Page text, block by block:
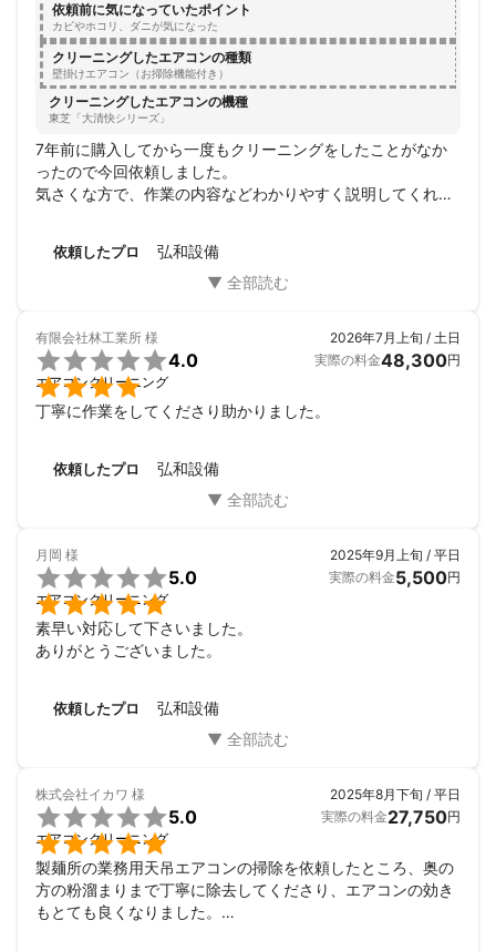
依頼前に気になっていたポイント
カビやホコリ、ダニが気になった
クリーニングしたエアコンの種類
壁掛けエアコン（お掃除機能付き）
クリーニングしたエアコンの機種
東芝「大清快シリーズ」
7年前に購入してから一度もクリーニングをしたことがなか
ったので今回依頼しました。
気さくな方で、作業の内容などわかりやすく説明してくれて
依頼したプロ 弘和設備
有限会社林工業所 様


4.0
エアコンクリーニング
2026年7月上旬 / 土日
実際の料金48,300円
丁寧に作業をしてくださり助かりました。
依頼したプロ 弘和設備
月岡 様


5.0
エアコンクリーニング
2025年9月上旬 / 平日
実際の料金5,500円
素早い対応して下さいました。
ありがとうございました。
依頼したプロ 弘和設備
株式会社イカワ 様


5.0
エアコンクリーニング
2025年8月下旬 / 平日
実際の料金27,750円
製麺所の業務用天吊エアコンの掃除を依頼したところ、奥の
方の粉溜まりまで丁寧に除去してくださり、エアコンの効き
もとても良くなりました。